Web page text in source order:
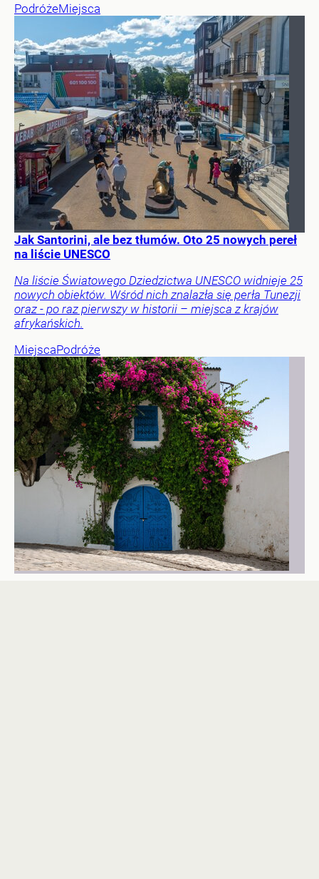
PodróżeMiejsca
Jak Santorini, ale bez tłumów. Oto 25 nowych pereł
na liście UNESCO
Na liście Światowego Dziedzictwa UNESCO widnieje 25
nowych obiektów. Wśród nich znalazła się perła Tunezji
oraz - po raz pierwszy w historii – miejsca z krajów
afrykańskich.
MiejscaPodróże